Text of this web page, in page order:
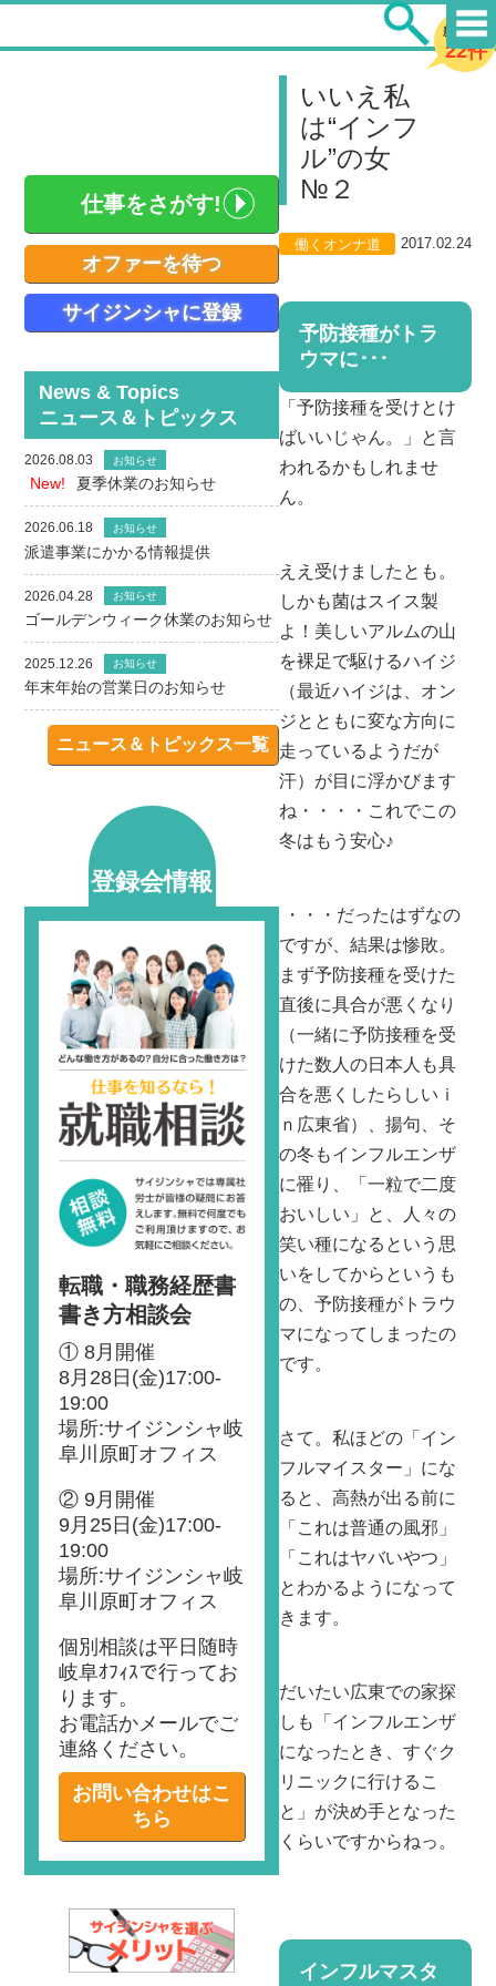
新着求人
22件
いいえ私
は“インフ
ル”の女
№２
働くオンナ道 2017.02.24
予防接種がトラ
ウマに･･･
「予防接種を受けとけ
ばいいじゃん。」と言
われるかもしれませ
ん。
ええ受けましたとも。
しかも菌はスイス製
よ！美しいアルムの山
を裸足で駆けるハイジ
（最近ハイジは、オン
ジとともに変な方向に
走っているようだが
汗）が目に浮かびます
ね・・・・これでこの
冬はもう安心♪
・・・だったはずなの
ですが、結果は惨敗。
まず予防接種を受けた
直後に具合が悪くなり
（一緒に予防接種を受
けた数人の日本人も具
合を悪くしたらしいｉ
ｎ広東省）、揚句、そ
の冬もインフルエンザ
に罹り、「一粒で二度
おいしい」と、人々の
笑い種になるという思
いをしてからというも
の、予防接種がトラウ
マになってしまったの
です。
さて。私ほどの「イン
フルマイスター」にな
ると、高熱が出る前に
「これは普通の風邪」
「これはヤバいやつ」
とわかるようになって
きます。
だいたい広東での家探
しも「インフルエンザ
になったとき、すぐク
リニックに行けるこ
と」が決め手となった
くらいですからねっ。
インフルマスタ
仕事をさがす!
オファーを待つ
サイジンシャに登録
News & Topics
ニュース＆トピックス
2026.08.03 お知らせ
New! 夏季休業のお知らせ
2026.06.18 お知らせ
派遣事業にかかる情報提供
2026.04.28 お知らせ
ゴールデンウィーク休業のお知らせ
2025.12.26 お知らせ
年末年始の営業日のお知らせ
ニュース＆トピックス一覧
登録会情報
転職・職務経歴書
書き方相談会
① 8月開催
8月28日(金)17:00-
19:00
場所:サイジンシャ岐
阜川原町オフィス
② 9月開催
9月25日(金)17:00-
19:00
場所:サイジンシャ岐
阜川原町オフィス
個別相談は平日随時
岐阜ｵﾌｨｽで行ってお
ります。
お電話かメールでご
連絡ください。
お問い合わせはこ
ちら